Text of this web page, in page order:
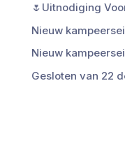
🌷Uitnodiging
Nieuw
Nieuw
Gesloten van 22